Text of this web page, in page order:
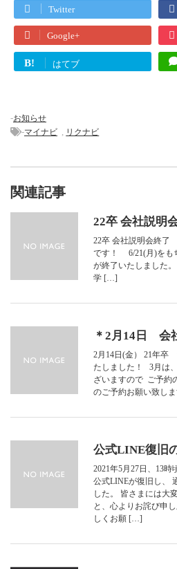
Twitter
Google+
B! はてブ
-お知らせ
-マイナビ , リクナビ
関連記事
22卒 会社説明
22卒 会社説明会終了
です！ 6/21(月)をも
が終了いたしました
学 […]
＊2月14日 会
2月14日(金） 21年卒
たしました！ 3月は
ざいますので ご予約
のご予約お願い致し
公式LINE復旧
2021年5月27日、13
公式LINEが復旧し、
した。 皆さまには大
と、心よりお詫び申
しくお願 […]